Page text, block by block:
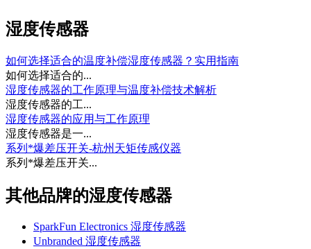
湿度传感器
如何选择适合的温度补偿湿度传感器？实用指南
如何选择适合的...
湿度传感器的工作原理与温度补偿技术解析
湿度传感器的工...
湿度传感器的应用与工作原理
湿度传感器是一...
系列*爆差压开关-杭州天矩传感仪器
系列*爆差压开关...
其他品牌的湿度传感器
SparkFun Electronics 湿度传感器
Unbranded 湿度传感器